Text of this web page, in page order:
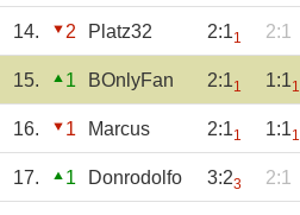
14. 2 Platz32 2:11 2:1
15. 1 BOnlyFan 2:11 1:11
16. 1 Marcus 2:11 1:11
17. 1 Donrodolfo 3:23 2:1